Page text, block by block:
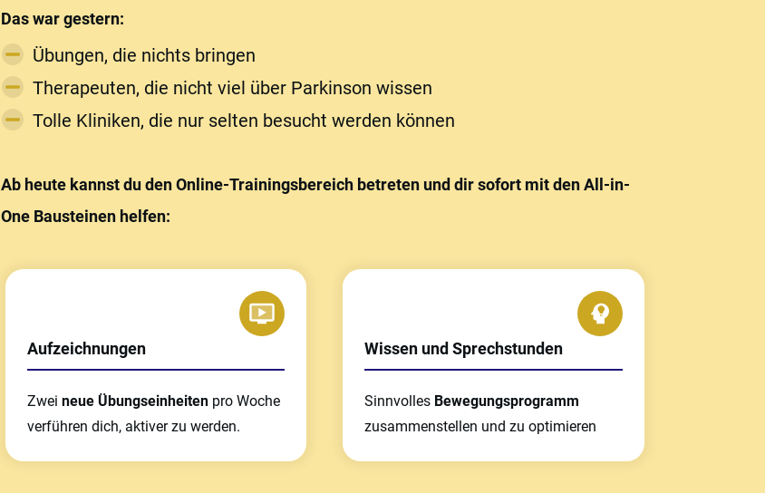
Das war gestern:
Übungen, die nichts bringen
Therapeuten, die nicht viel über Parkinson wissen
Tolle Kliniken, die nur selten besucht werden können
Ab heute kannst du den Online-Trainingsbereich betreten und dir sofort mit den All-in-
One Bausteinen helfen:
Aufzeichnungen
Zwei neue Übungseinheitenpro Woche
verführen dich, aktiver zu werden.
Wissen und Sprechstunden
Sinnvolles Bewegungsprogramm
zusammenstellen und zu optimieren